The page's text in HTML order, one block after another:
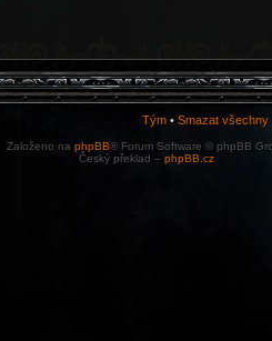
Tým • Smazat
Založeno na phpBB® Forum Software © phpBB
Český překlad – phpBB.cz